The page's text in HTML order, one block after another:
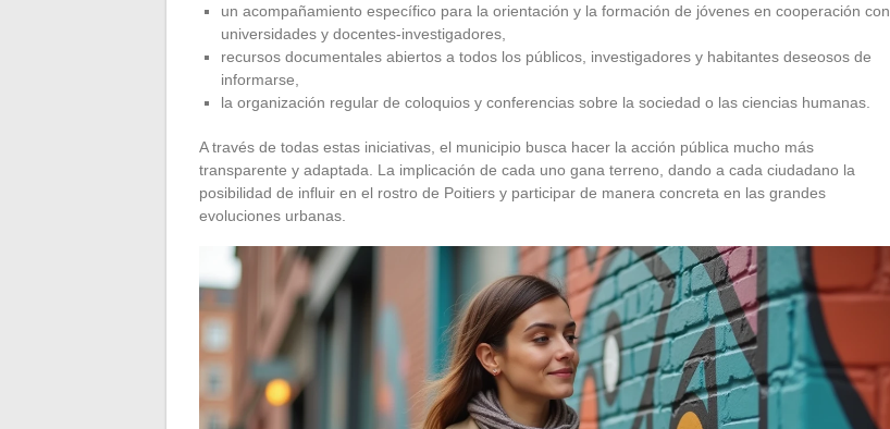
un acompañamiento específico para la orientación y la formación de jóvenes en cooperación con
universidades y docentes-investigadores,
recursos documentales abiertos a todos los públicos, investigadores y habitantes deseosos de
informarse,
la organización regular de coloquios y conferencias sobre la sociedad o las ciencias humanas.
A través de todas estas iniciativas, el municipio busca hacer la acción pública mucho más
transparente y adaptada. La implicación de cada uno gana terreno, dando a cada ciudadano la
posibilidad de influir en el rostro de Poitiers y participar de manera concreta en las grandes
evoluciones urbanas.